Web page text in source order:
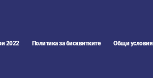
2022 Политика за бисквитките
Общи условия